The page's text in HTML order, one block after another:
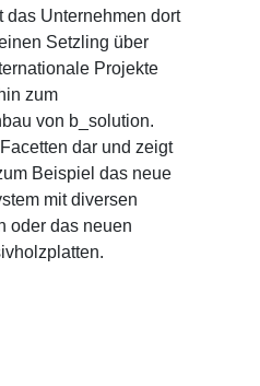
das Unternehmen dort
Setzling über
Projekte
zum
von b_solution.
dar und zeigt
Beispiel das neue
mit diversen
oder das neuen